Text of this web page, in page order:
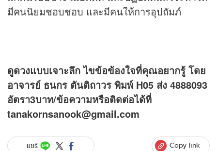
มีคนนิยมชอบชอบ และมีคนให้การอุปถัมภ์
ดูดวงแบบเจาะลึก ไขข้อข้องใจที่คุณอยากรู้ โดย
อาจารย์ ธนกร ตันติถาวร พิมพ์ H05 ส่ง 4888093
อัตรา3บาท/ข้อความหรือติดต่อได้ที่
tanakornsanook@gmail.com
แชร์ Copy link